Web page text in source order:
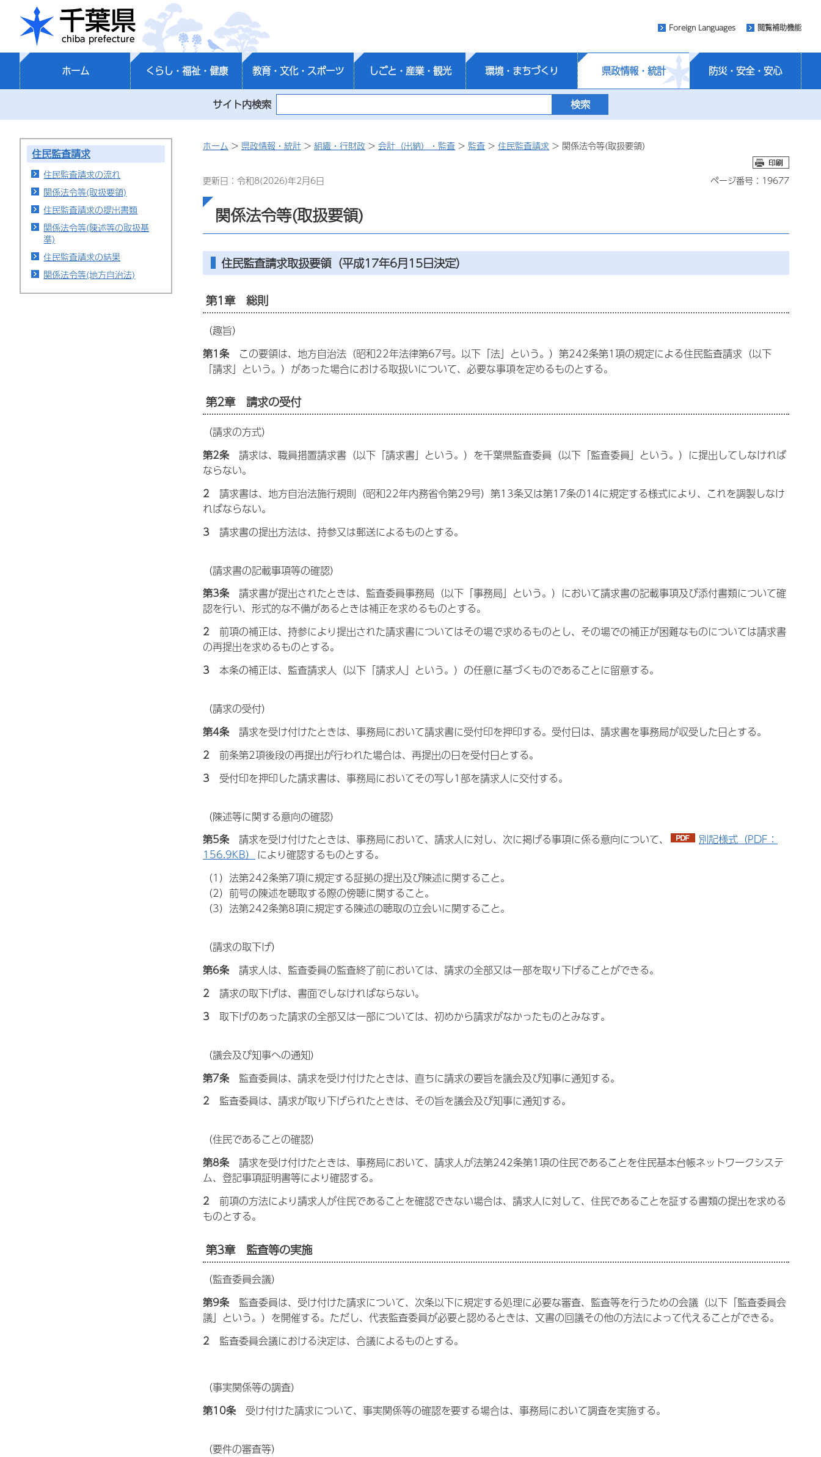
千葉県
Foreign Languages 閲覧補助機能
ホーム くらし・福祉・健康 教育・文化・スポーツ しごと・産業・観光 環境・まちづくり 県政情報・統計 防災・安全・安心
サイト内検索
住民監査請求
住民監査請求の流れ
関係法令等(取扱要領)
住民監査請求の提出書類
関係法令等(陳述等の取扱基
準)
住民監査請求の結果
関係法令等(地方自治法)
ホーム > 県政情報・統計 > 組織・行財政 > 会計（出納）・監査 > 監査 > 住民監査請求 > 関係法令等(取扱要領)
更新日：令和8(2026)年2月6日 ページ番号：19677
関係法令等(取扱要領)
住民監査請求取扱要領（平成17年6月15日決定）
第1章 総則
（趣旨）
第1条
この要領は、地方自治法（昭和22年法律第67号。以下「法」という。）第242条第1項の規定による住民監査請求（以下
「請求」という。）があった場合における取扱いについて、必要な事項を定めるものとする。
第2章 請求の受付
（請求の方式）
第2条
請求は、職員措置請求書（以下「請求書」という。）を千葉県監査委員（以下「監査委員」という。）に提出してしなければ
ならない。
2
請求書は、地方自治法施行規則（昭和22年内務省令第29号）第13条又は第17条の14に規定する様式により、これを調製しなけ
ればならない。
3
請求書の提出方法は、持参又は郵送によるものとする。
（請求書の記載事項等の確認）
第3条
請求書が提出されたときは、監査委員事務局（以下「事務局」という。）において請求書の記載事項及び添付書類について確
認を行い、形式的な不備があるときは補正を求めるものとする。
2
前項の補正は、持参により提出された請求書についてはその場で求めるものとし、その場での補正が困難なものについては請求書
の再提出を求めるものとする。
3
本条の補正は、監査請求人（以下「請求人」という。）の任意に基づくものであることに留意する。
（請求の受付）
第4条
請求を受け付けたときは、事務局において請求書に受付印を押印する。受付日は、請求書を事務局が収受した日とする。
2
前条第2項後段の再提出が行われた場合は、再提出の日を受付日とする。
3
受付印を押印した請求書は、事務局においてその写し1部を請求人に交付する。
（陳述等に関する意向の確認）
第5条
請求を受け付けたときは、事務局において、請求人に対し、次に掲げる事項に係る意向について、
別記様式（PDF：
156.9KB）
により確認するものとする。
（1）法第242条第7項に規定する証拠の提出及び陳述に関すること。
（2）前号の陳述を聴取する際の傍聴に関すること。
（3）法第242条第8項に規定する陳述の聴取の立会いに関すること。
（請求の取下げ）
第6条
請求人は、監査委員の監査終了前においては、請求の全部又は一部を取り下げることができる。
2
請求の取下げは、書面でしなければならない。
3
取下げのあった請求の全部又は一部については、初めから請求がなかったものとみなす。
（議会及び知事への通知）
第7条
監査委員は、請求を受け付けたときは、直ちに請求の要旨を議会及び知事に通知する。
2
監査委員は、請求が取り下げられたときは、その旨を議会及び知事に通知する。
（住民であることの確認）
第8条
請求を受け付けたときは、事務局において、請求人が法第242条第1項の住民であることを住民基本台帳ネットワークシステ
ム、登記事項証明書等により確認する。
2
前項の方法により請求人が住民であることを確認できない場合は、請求人に対して、住民であることを証する書類の提出を求める
ものとする。
第3章 監査等の実施
（監査委員会議）
第9条
監査委員は、受け付けた請求について、次条以下に規定する処理に必要な審査、監査等を行うための会議（以下「監査委員会
議」という。）を開催する。ただし、代表監査委員が必要と認めるときは、文書の回議その他の方法によって代えることができる。
2
監査委員会議における決定は、合議によるものとする。
（事実関係等の調査）
第10条
受け付けた請求について、事実関係等の確認を要する場合は、事務局において調査を実施する。
（要件の審査等）